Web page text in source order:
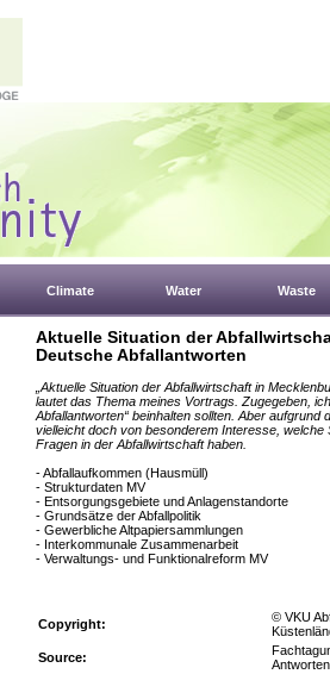
Climate Water Waste
Aktuelle Situation der
Deutsche Abfallantworten
„Aktuelle Situation der Abfallwirtschaft in
lautet das Thema meines Vortrags. Zugegeben,
Abfallantworten“ beinhalten sollten. Aber
vielleicht doch von besonderem Interesse,
Fragen in der Abfallwirtschaft haben.
- Abfallaufkommen (Hausmüll)
- Strukturdaten MV
- Entsorgungsgebiete und Anlagenstandorte
- Grundsätze der Abfallpolitik
- Gewerbliche Altpapiersammlungen
- Interkommunale Zusammenarbeit
- Verwaltungs- und Funktionalreform MV
Copyright:
© VKU
Source: